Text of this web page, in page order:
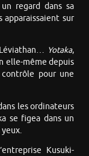
regard dans sa
sur
Yotaka,
elle-même depuis
pour une
les ordinateurs
se figea dans un
Kusuki-